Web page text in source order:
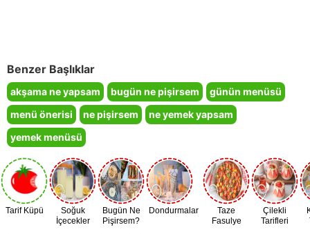
Benzer Başlıklar
akşama ne yapsam bugün ne pişirsem
günün menüsü
menü önerisi
ne pişirsem
ne yemek yapsam
yemek menüsü
Tarif Küpü
Soğuk
İçecekler
Bugün Ne
Pişirsem?
Dondurmalar
Taze
Fasulye
Çilekli
Tarifleri